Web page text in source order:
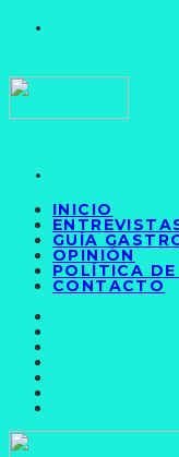
INICIO
GUÍA
OPINIÓN
POLÍTICA
CONTACTO